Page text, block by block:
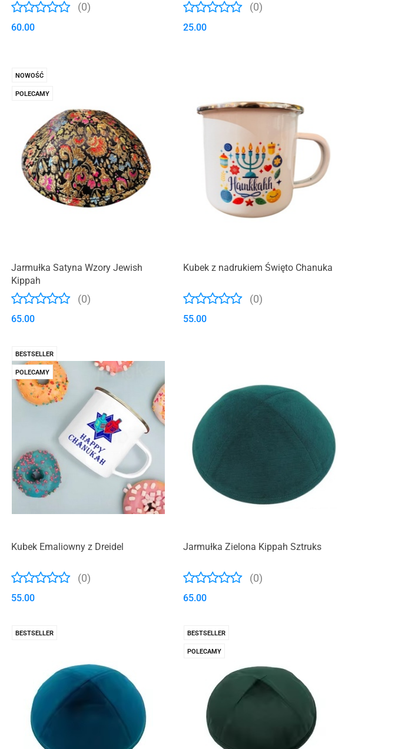
(0)
60.00
(0)
25.00
NOWOŚĆ
POLECAMY
Jarmułka Satyna Wzory Jewish
Kippah
(0)
65.00
Kubek z nadrukiem Święto Chanuka
(0)
55.00
BESTSELLER
POLECAMY
Kubek Emaliowny z Dreidel
(0)
55.00
Jarmułka Zielona Kippah Sztruks
(0)
65.00
BESTSELLER BESTSELLER
POLECAMY